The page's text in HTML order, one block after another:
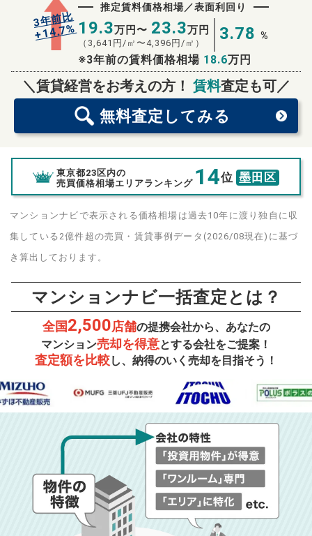
3年前比
+14.7%
推定賃料価格相場／表面利回り
19.3万円〜 23.3万円
（ 3,641 円/㎡〜4,396 円/㎡） 3.78 %
※3年前の賃料価格相場 18.6万円
＼賃貸経営をお考えの方！ 賃料査定も可／
無料査定 してみる
無料査定スタート！
東京都23区内の
売買価格相場エリアランキング 14位 墨田区
マンションナビで表示される価格相場は過去10年に渡り独自に収
集している2億件超の売買・賃貸事例データ(2026/08現在)に基づ
き算出しております。
マンションナビ一括査定とは？
全国2,500店舗の提携会社から、あなたの
マンション売却を得意とする会社をご提案！
査定額を比較し、納得のいく売却を目指そう！